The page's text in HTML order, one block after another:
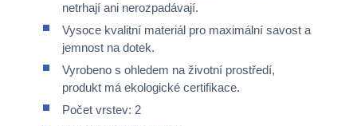
netrhají ani nerozpadávají.
Vysoce kvalitní materiál pro maximální savost a
jemnost na dotek.
Vyrobeno s ohledem na životní prostředí,
produkt má ekologické certifikace.
Počet vrstev: 2